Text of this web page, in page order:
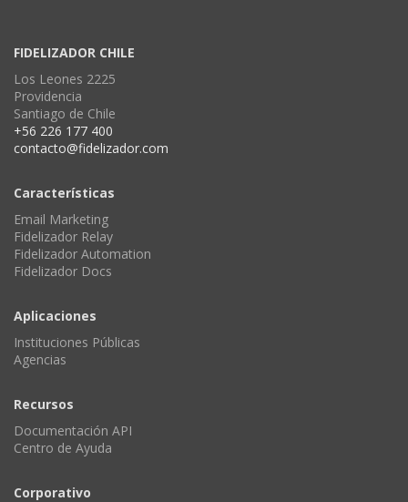
FIDELIZADOR CHILE
Los Leones 2225
Providencia
Santiago de Chile
+56 226 177 400
contacto@fidelizador.com
Características
Email Marketing
Fidelizador Relay
Fidelizador Automation
Fidelizador Docs
Aplicaciones
Instituciones Públicas
Agencias
Recursos
Documentación API
Centro de Ayuda
Corporativo